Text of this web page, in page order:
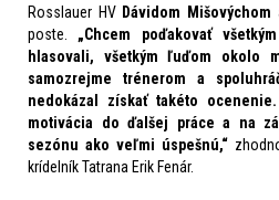
Rosslauer HV Dávidom Mišovýchom
poste.
„Chcem poďakovať
hlasovali, všetkým ľuďom okolo
samozrejme trénerom a
nedokázal získať takéto
motivácia do ďalšej práce a na
sezónu ako veľmi úspešnú,“
krídelník Tatrana Erik Fenár.